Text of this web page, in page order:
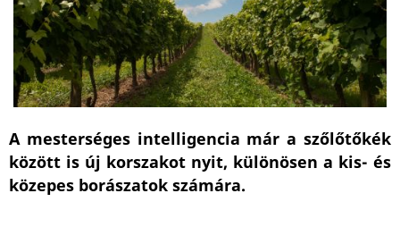
A mesterséges intelligencia már a szőlőtőkék
között is új korszakot nyit, különösen a kis- és
közepes borászatok számára.